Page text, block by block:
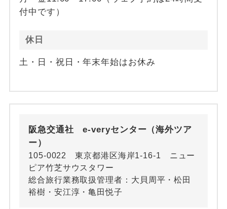
付中です）
休日
土・日・祝日・年末年始はお休み
阪急交通社 e-veryセンター（海外ツア
ー）
105-0022 東京都港区海岸1-16-1 ニュー
ピア竹芝サウスタワー
総合旅行業務取扱管理者：大貝周平・松田
裕樹・安江淳・亀田悦子